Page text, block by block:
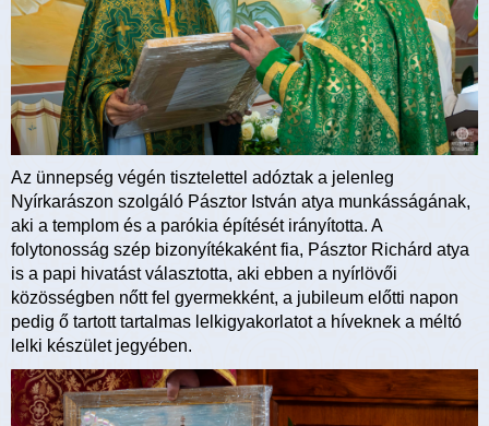
Az ünnepség végén tisztelettel adóztak a jelenleg
Nyírkarászon szolgáló Pásztor István atya munkásságának,
aki a templom és a parókia építését irányította. A
folytonosság szép bizonyítékaként fia, Pásztor Richárd atya
is a papi hivatást választotta, aki ebben a nyírlövői
közösségben nőtt fel gyermekként, a jubileum előtti napon
pedig ő tartott tartalmas lelkigyakorlatot a híveknek a méltó
lelki készület jegyében.